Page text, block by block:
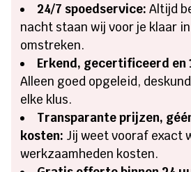
24/7 spoedservice: Altijd
nacht staan wij voor je klaar
omstreken.
Erkend, gecertificeerd en
Alleen goed opgeleid,
elke klus.
Transparante prijzen,
kosten: Jij weet vooraf exact
werkzaamheden kosten.